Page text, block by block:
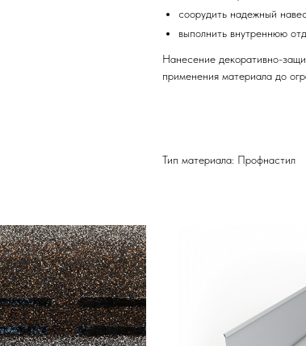
соорудить надежный навес,
выполнить внутреннюю
Нанесение декоративно-
применения материала до
Тип материала: Профнастил